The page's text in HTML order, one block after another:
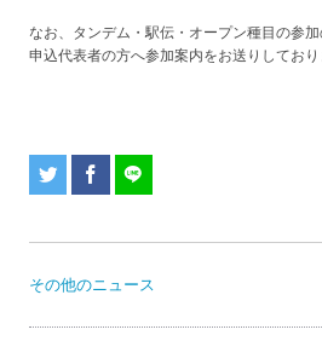
なお、タンデム・駅伝・オープン種目の参加
申込代表者の方へ参加案内をお送りしており
その他のニュース